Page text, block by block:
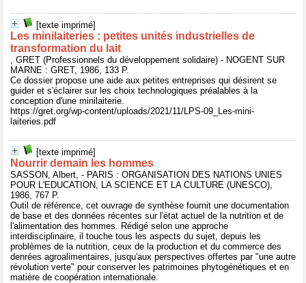
[texte imprimé]
Les minilaiteries : petites unités industrielles de
transformation du lait
, GRET (Professionnels du développement solidaire) - NOGENT SUR
MARNE : GRET, 1986, 133 P.
Ce dossier propose une aide aux petites entreprises qui désirent se
guider et s'éclairer sur les choix technologiques préalables à la
conception d'une minilaiterie.
https://gret.org/wp-content/uploads/2021/11/LPS-09_Les-mini-
laiteries.pdf
[texte imprimé]
Nourrir demain les hommes
SASSON, Albert, - PARIS : ORGANISATION DES NATIONS UNIES
POUR L'EDUCATION, LA SCIENCE ET LA CULTURE (UNESCO),
1986, 767 P.
Outil de référence, cet ouvrage de synthèse fournit une documentation
de base et des données récentes sur l'état actuel de la nutrition et de
l'alimentation des hommes. Rédigé selon une approche
interdisciplinaire, il touche tous les aspects du sujet, depuis les
problèmes de la nutrition, ceux de la production et du commerce des
denrées agroalimentaires, jusqu'aux perspectives offertes par "une autre
révolution verte" pour conserver les patrimoines phytogénétiques et en
matière de coopération internationale.